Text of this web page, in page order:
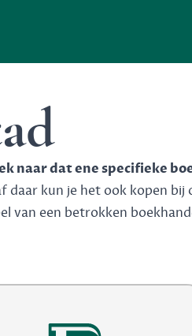
naar dat ene specifieke
kun je het ook kopen
een betrokken